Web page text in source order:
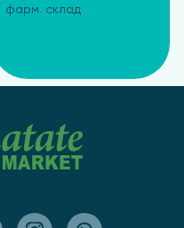
фарм. склад